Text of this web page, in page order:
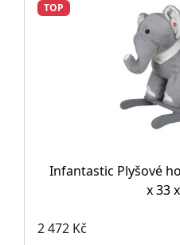
TOP
Infantastic Plyšové
x 33
2 472 Kč